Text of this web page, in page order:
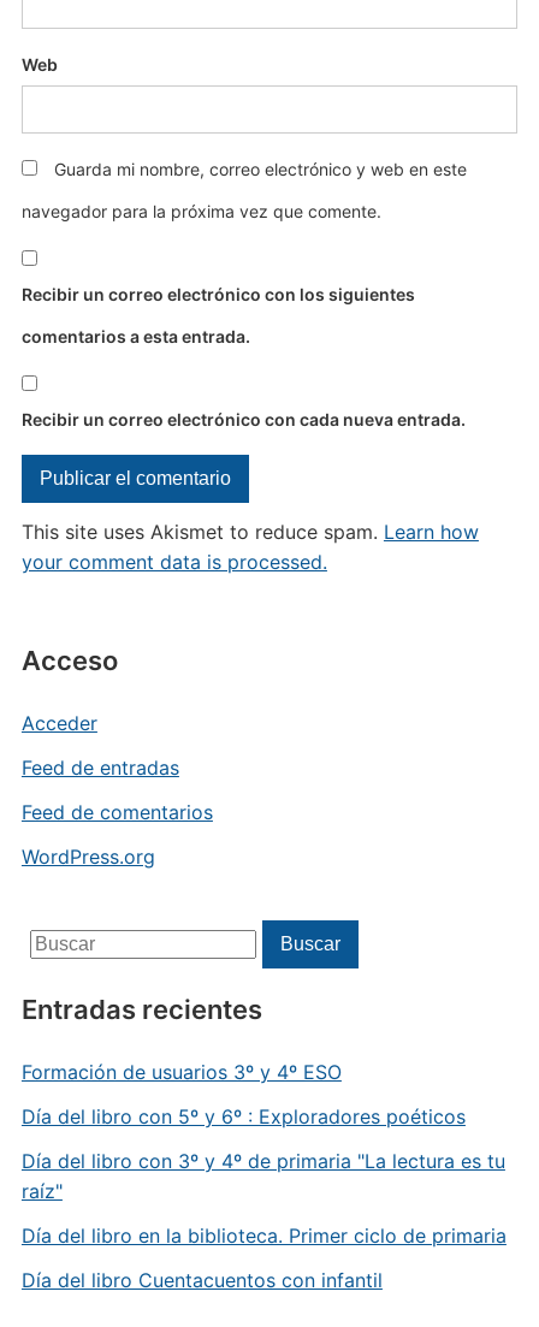
Acceso
Acceder
Feed de entradas
Feed de comentarios
WordPress.org
Buscar: Buscar
Entradas recientes
Formación de usuarios 3º y 4º ESO
Día del libro con 5º y 6º : Exploradores poéticos
Día del libro con 3º y 4º de primaria "La lectura es tu
raíz"
Día del libro en la biblioteca. Primer ciclo de primaria
Día del libro Cuentacuentos con infantil
Web
Guarda mi nombre, correo electrónico y web en este
navegador para la próxima vez que comente.
Recibir un correo electrónico con los siguientes
comentarios a esta entrada.
Recibir un correo electrónico con cada nueva entrada.
This site uses Akismet to reduce spam. Learn how
your comment data is processed.